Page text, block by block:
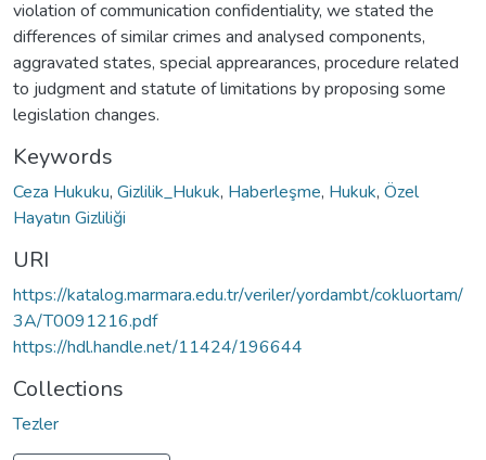
violation of communication confidentiality, we stated the
differences of similar crimes and analysed components,
aggravated states, special apprearances, procedure related
to judgment and statute of limitations by proposing some
legislation changes.
Keywords
Ceza Hukuku, Gizlilik_Hukuk, Haberleşme, Hukuk, Özel
Hayatın Gizliliği
URI
https://katalog.marmara.edu.tr/veriler/yordambt/cokluortam/
3A/T0091216.pdf
https://hdl.handle.net/11424/196644
Collections
Tezler